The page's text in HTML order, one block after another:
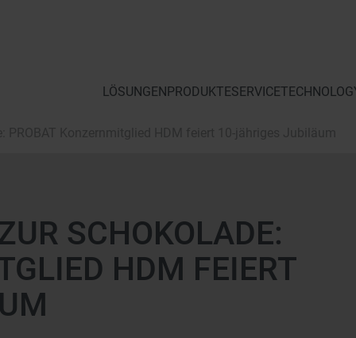
LÖSUNGEN PRODUKTESERVICE
SCHOKOLADE:
HDM FEIERT